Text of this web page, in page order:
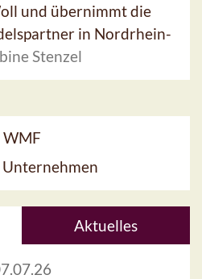
und übernimmt die
in Nordrhein-
Stenzel
WMF
Unternehmen
Aktuelles